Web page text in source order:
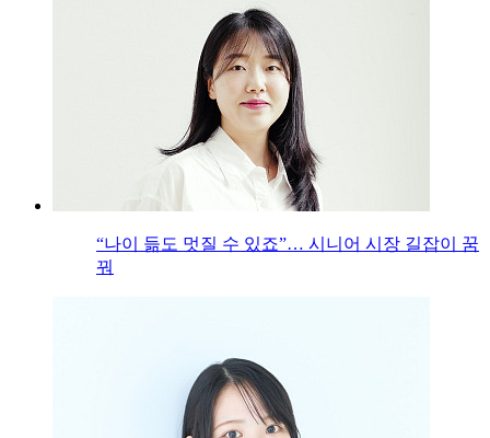
“나이 듦도 멋질 수 있죠”… 시니어 시장 길잡이 꿈
꿔